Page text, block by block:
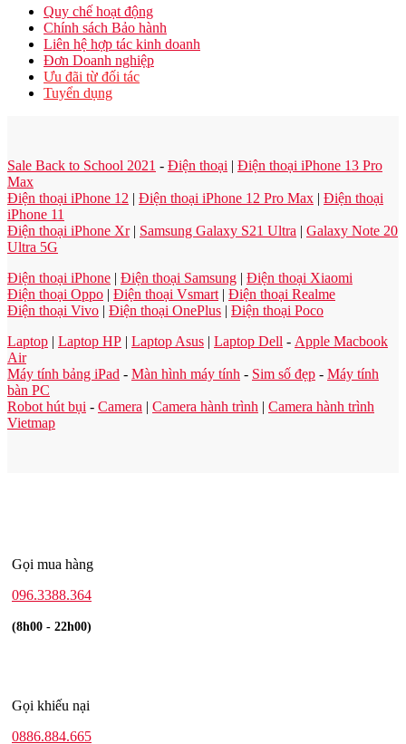
Quy chế hoạt động
Chính sách Bảo hành
Liên hệ hợp tác kinh doanh
Đơn Doanh nghiệp
Ưu đãi từ đối tác
Tuyển dụng
Sale Back to School 2021 - Điện thoại | Điện thoại iPhone 13 Pro
Max
Điện thoại iPhone 12 | Điện thoại iPhone 12 Pro Max | Điện thoại
iPhone 11
Điện thoại iPhone Xr| Samsung Galaxy S21 Ultra | Galaxy Note 20
Ultra 5G
Điện thoại iPhone | Điện thoại Samsung | Điện thoại Xiaomi
Điện thoại Oppo | Điện thoại Vsmart | Điện thoại Realme
Điện thoại Vivo | Điện thoại OnePlus | Điện thoại Poco
Laptop | Laptop HP | Laptop Asus | Laptop Dell - Apple Macbook
Air
Máy tính bảng iPad - Màn hình máy tính - Sim số đẹp - Máy tính
bàn PC
Robot hút bụi - Camera | Camera hành trình | Camera hành trình
Vietmap
Gọi mua hàng
096.3388.364
(8h00 - 22h00)
Gọi khiếu nại
0886.884.665